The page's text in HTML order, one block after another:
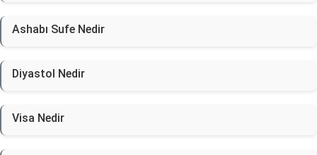
Ashabı Sufe Nedir
Diyastol Nedir
Visa Nedir